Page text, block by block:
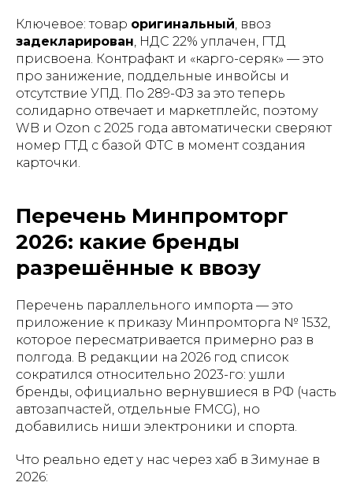
Ключевое: товар оригинальный , ввоз
задекларирован , НДС 22% уплачен, ГТД
присвоена. Контрафакт и «карго-серяк» — это
про занижение, поддельные инвойсы и
отсутствие УПД. По 289-ФЗ за это теперь
солидарно отвечает и маркетплейс, поэтому
WB и Ozon с 2025 года автоматически сверяют
номер ГТД с базой ФТС в момент создания
карточки.
Перечень Минпромторг
2026: какие бренды
разрешённые к ввозу
Перечень параллельного импорта — это
приложение к приказу Минпромторга № 1532,
которое пересматривается примерно раз в
полгода. В редакции на 2026 год список
сократился относительно 2023-го: ушли
бренды, официально вернувшиеся в РФ (часть
автозапчастей, отдельные FMCG), но
добавились ниши электроники и спорта.
Что реально едет у нас через хаб в Зимунае в
2026: